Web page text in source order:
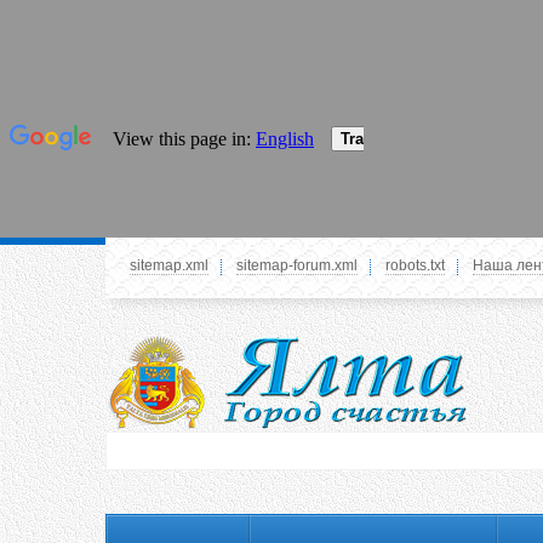
У вас нет прав просматривать данное меню,
пожалуйста, войдите на сайт под своим
логином или зарегестрируйтесь! Это позволит
вам пользоваться всеми функциями нашего
sitemap.xml sitemap-forum.xml robots.txt Наша